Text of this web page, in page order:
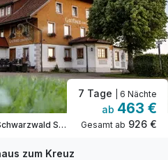
St. Märgen, Schwarzwald Süd
7 Tage | 6 Nächte
ab 463 €
Gesamt ab 926 €
zum Kreuz